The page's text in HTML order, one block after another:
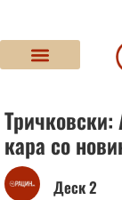
Тричковски:
кара со
Деск 2